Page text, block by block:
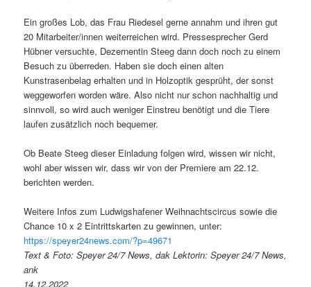
Ein großes Lob, das Frau Riedesel gerne annahm und ihren gut
20 Mitarbeiter/innen weiterreichen wird. Pressesprecher Gerd
Hübner versuchte, Dezernentin Steeg dann doch noch zu einem
Besuch zu überreden. Haben sie doch einen alten
Kunstrasenbelag erhalten und in Holzoptik gesprüht, der sonst
weggeworfen worden wäre. Also nicht nur schon nachhaltig und
sinnvoll, so wird auch weniger Einstreu benötigt und die Tiere
laufen zusätzlich noch bequemer.
Ob Beate Steeg dieser Einladung folgen wird, wissen wir nicht,
wohl aber wissen wir, dass wir von der Premiere am 22.12.
berichten werden.
Weitere Infos zum Ludwigshafener Weihnachtscircus sowie die
Chance 10 x 2 Eintrittskarten zu gewinnen, unter:
https://speyer24news.com/?p=49671
Text & Foto: Speyer 24/7 News, dak Lektorin: Speyer 24/7 News,
ank
14.12.2022